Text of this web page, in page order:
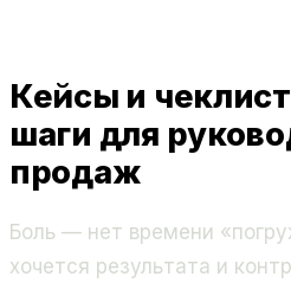
Кейсы и
шаги для
продаж
Боль — нет времени
хочется результата и